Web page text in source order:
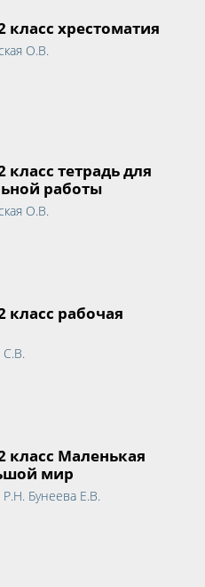
класс хрестоматия
О.В.
класс тетрадь для
работы
О.В.
класс рабочая
С.В.
класс Маленькая
мир
Р.Н. Бунеева Е.В.